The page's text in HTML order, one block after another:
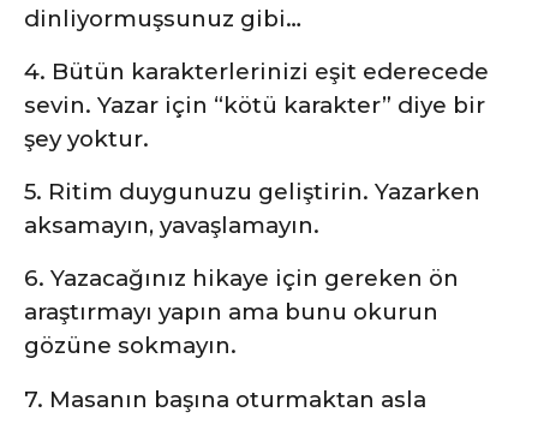
dinliyormuşsunuz gibi…
4. Bütün karakterlerinizi eşit ederecede
sevin. Yazar için “kötü karakter” diye bir
şey yoktur.
5. Ritim duygunuzu geliştirin. Yazarken
aksamayın, yavaşlamayın.
6. Yazacağınız hikaye için gereken ön
araştırmayı yapın ama bunu okurun
gözüne sokmayın.
7. Masanın başına oturmaktan asla